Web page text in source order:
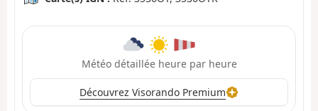
Météo détaillée heure par heure
Découvrez Visorando Premium